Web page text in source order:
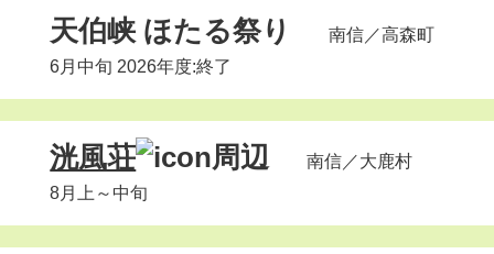
天伯峡 ほたる祭り 南信 ／高森町
6月中旬 2026年度:終了
洸風荘 周辺 南信 ／大鹿村
8月上～中旬